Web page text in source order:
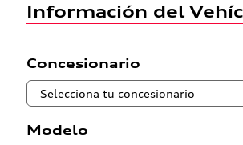
Información del
Concesionario
Modelo